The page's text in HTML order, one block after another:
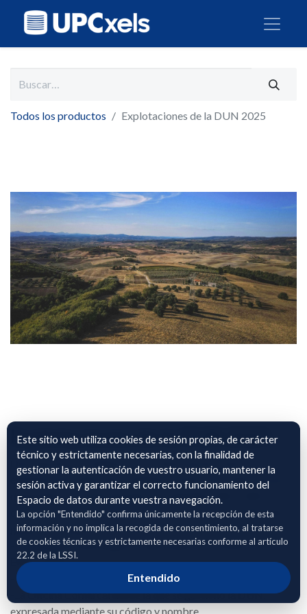
Todos los productos Explotaciones de la DUN 2025
Explotaciones de la DUN 2025
Descripción: El conjunto ofrece información sobre las
explotaciones agrícolas catalanas a partir de la información
declarada en la DUN durante las campañas 2021-2025. En
concreto, para cada explotación, proporciona los siguientes
grupos de campos informativos:
-La geometría del polígono, expresada en el sistema
EPSG:25831.
-La campaña DUN a la que hacen referencia sus datos.
-La Oficina Comarcal desde la que se gestionó la DUN,
expresada mediante su código y nombre.
Este sitio web utiliza cookies de sesión propias, de carácter
técnico y estrictamente necesarias, con la finalidad de
gestionar la autenticación de vuestro usuario, mantener la
sesión activa y garantizar el correcto funcionamiento del
Espacio de datos durante vuestra navegación.
La opción "Entendido" confirma únicamente la recepción de esta
información y no implica la recogida de consentimiento, al tratarse
de cookies técnicas y estrictamente necesarias conforme al artículo
22.2 de la LSSI.
Entendido